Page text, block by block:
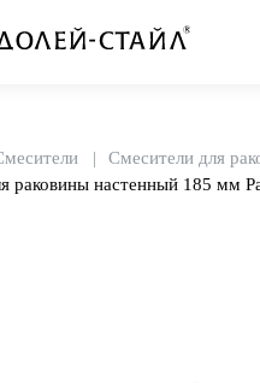
Смесители для
раковины настенный 185 мм